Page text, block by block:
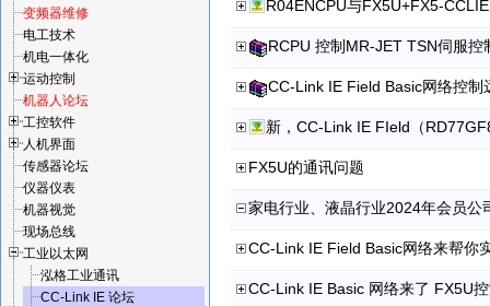
变频器维修
电工技术
机电一体化
运动控制
机器人论坛
工控软件
人机界面
传感器论坛
仪器仪表
机器视觉
现场总线
工业以太网
泓格工业通讯
CC-Link IE 论坛
FX5U的通讯问题
家电行业、液晶行业2024年会员
CC-Link IE Field Basic网络来帮你
CC-Link IE Basic 网络来了 FX5U